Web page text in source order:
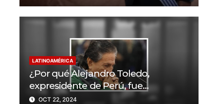
LATINOAMÉRICA
¿Por qué Alejandro Toledo,
expresidente de Perú, fue
condenado a 20 años de prisión?
OCT 22, 2024